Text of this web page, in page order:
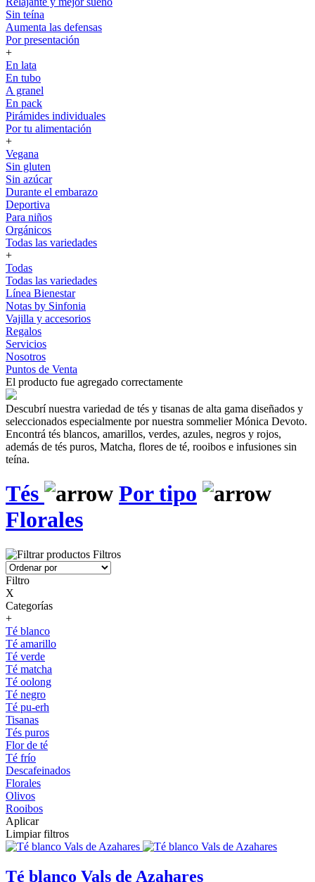
Sin teína
Aumenta las defensas
Por presentación
+
En lata
En tubo
A granel
En pack
Pirámides individuales
Por tu alimentación
+
Vegana
Sin gluten
Sin azúcar
Durante el embarazo
Deportiva
Para niños
Orgánicos
Todas las variedades
+
Todas
Todas las variedades
Línea Bienestar
Notas by Sinfonia
Vajilla y accesorios
Regalos
Servicios
Nosotros
Puntos de Venta
El producto fue agregado correctamente
Descubrí nuestra variedad de tés y tisanas de alta gama diseñados y
seleccionados especialmente por nuestra sommelier Mónica Devoto.
Encontrá tés blancos, amarillos, verdes, azules, negros y rojos,
además de tés puros, Matcha, flores de té, rooibos e infusiones sin
teína.
Tés
Por tipo
Florales
Filtros
Filtro
X
Categorías
+
Té blanco
Té amarillo
Té verde
Té matcha
Té oolong
Té negro
Té pu-erh
Tisanas
Tés puros
Flor de té
Té frío
Descafeinados
Florales
Olivos
Rooibos
Aplicar
Limpiar filtros
Té blanco Vals de Azahares